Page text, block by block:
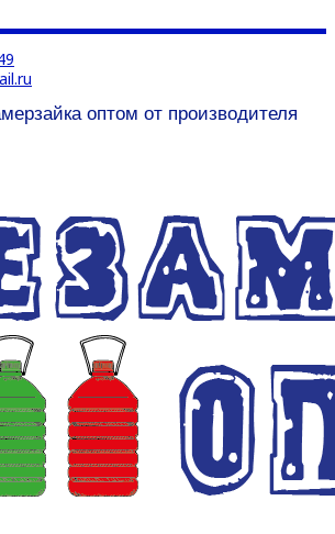
оптом от производителя